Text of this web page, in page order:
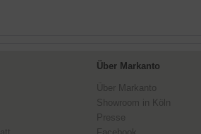
Über Markanto
Über Markanto
Showroom in Köln
Presse